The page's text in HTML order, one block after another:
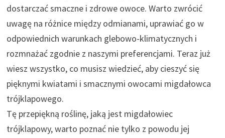
dostarczać smaczne i zdrowe owoce. Warto zwrócić
uwagę na różnice między odmianami, uprawiać go w
odpowiednich warunkach glebowo-klimatycznych i
rozmnażać zgodnie z naszymi preferencjami. Teraz już
wiesz wszystko, co musisz wiedzieć, aby cieszyć się
pięknymi kwiatami i smacznymi owocami migdałowca
trójklapowego.
Tę przepiękną roślinę, jaką jest migdałowiec
trójklapowy, warto poznać nie tylko z powodu jej